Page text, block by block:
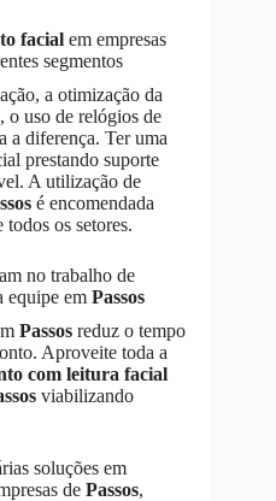
facial em empresas
segmentos
a otimização da
o uso de relógios de
a diferença. Ter uma
prestando suporte
A utilização de
é encomendada
todos os setores.
no trabalho de
equipe em Passos
Passos reduz o tempo
Aproveite toda a
com leitura facial
viabilizando
soluções em
de Passos,